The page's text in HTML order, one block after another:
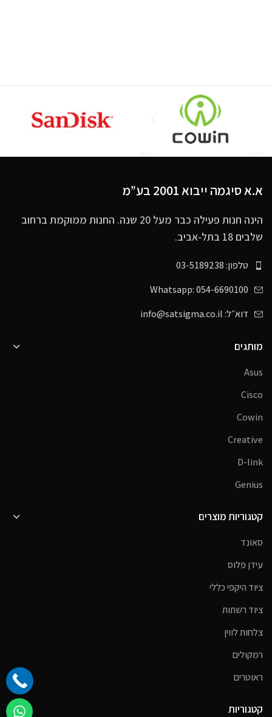
א.א סיגמה ייבוא 2001 בע”מ
הינה חנות פעילה כבר מעל 20 שנה. החנות ממוקמת ברחוב
שלבים 18 בתל-אביב.
טלפון: 03-5189238
Whatsapp: 054-6690100
דוא״ל: info@satsigma.co.il
מותגים
Asus
Cisco
Cowin
Creative
D-link
Genius
קטגוריות מוצרים
סאונד
עידן פלוס
ציוד היקפי כללי
ציוד רשתות
צלחות לווין
רמקולים
ראוטרים
קטגוריות